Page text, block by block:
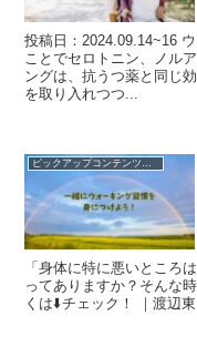
投稿日：2024.09.14~16
ことでセロトニン、ノル
ングは、抗うつ薬と同じ
を取り入れつつ...
ピックアップコンテンツを集めました！
「身体に特に悪いところ
ってありますか？そんな
くは⬇️チェック！ ｜渡辺